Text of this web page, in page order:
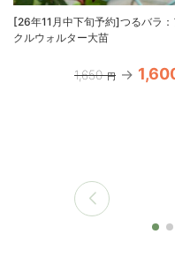
[26年11月中下旬予約]つるバラ：
クルウォルター大苗
1,650 円